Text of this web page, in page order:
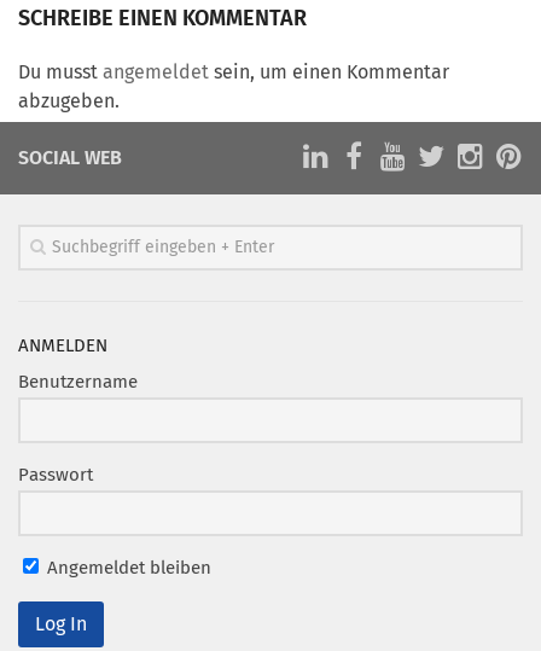
Marketing Pioniere
MarketingFrauen
Münchner Marketingpreis
Mentoring
Bundesverband Marketing Clubs
CLUB-KOMMUNIKATION
MCM Club TV
PODCAST
SCHREIBE EINEN KOMMENTAR
Du musst angemeldet sein, um einen Kommentar
abzugeben.
SOCIAL WEB
ANMELDEN
Benutzername
Passwort
Angemeldet bleiben